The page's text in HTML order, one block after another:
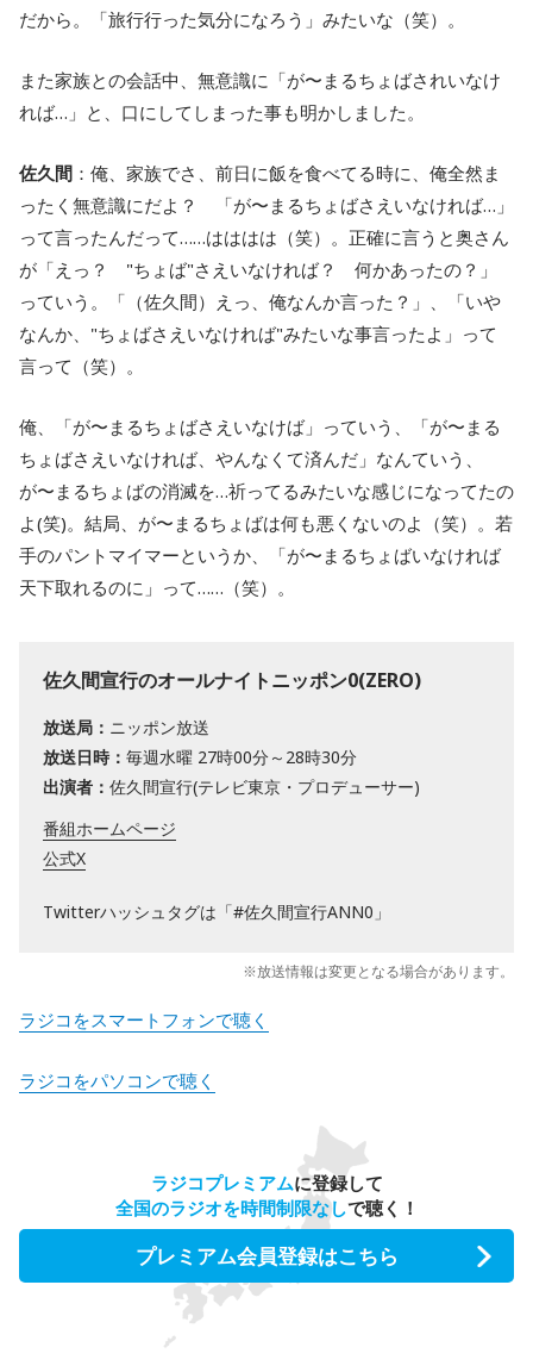
だから。「旅行行った気分になろう」みたいな（笑）。
また家族との会話中、無意識に「が〜まるちょばされいなけ
れば…」と、口にしてしまった事も明かしました。
佐久間 ：俺、家族でさ、前日に飯を食べてる時に、俺全然ま
ったく無意識にだよ？ 「が〜まるちょばさえいなければ…」
って言ったんだって……はははは（笑）。正確に言うと奥さん
が「えっ？ "ちょば"さえいなければ？ 何かあったの？」
っていう。「（佐久間）えっ、俺なんか言った？」、「いや
なんか、"ちょばさえいなければ"みたいな事言ったよ」って
言って（笑）。
俺、「が〜まるちょばさえいなけば」っていう、「が〜まる
ちょばさえいなければ、やんなくて済んだ」なんていう、
が〜まるちょばの消滅を…祈ってるみたいな感じになってたの
よ(笑)。結局、が〜まるちょばは何も悪くないのよ（笑）。若
手のパントマイマーというか、「が〜まるちょばいなければ
天下取れるのに」って……（笑）。
佐久間宣行のオールナイトニッポン0(ZERO)
放送局： ニッポン放送
放送日時： 毎週水曜 27時00分～28時30分
出演者： 佐久間宣行(テレビ東京・プロデューサー)
番組ホームページ
公式X
Twitterハッシュタグは「#佐久間宣行ANN0」
※放送情報は変更となる場合があります。
ラジコをスマートフォンで聴く
ラジコをパソコンで聴く
ラジコプレミアムに登録して
全国のラジオを時間制限なしで聴く！
プレミアム会員登録はこちら